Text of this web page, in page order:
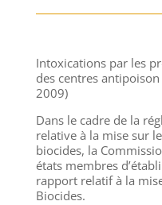
Intoxications par les
des centres
2009)
Dans le cadre de la
relative à la mise sur
biocides, la
états membres
rapport relatif à la
Biocides.